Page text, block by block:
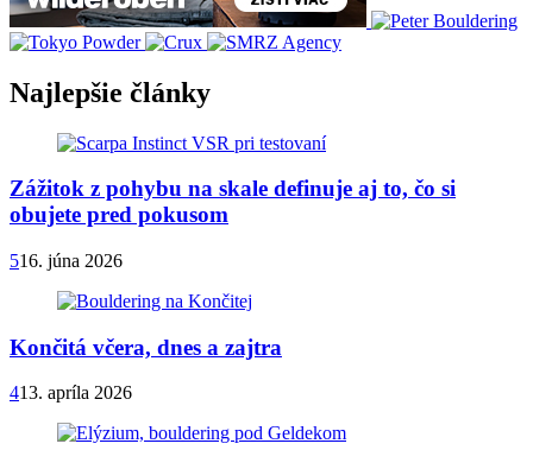
Najlepšie články
Zážitok z pohybu na skale definuje aj to, čo si
obujete pred pokusom
516. júna 2026
Končitá včera, dnes a zajtra
413. apríla 2026